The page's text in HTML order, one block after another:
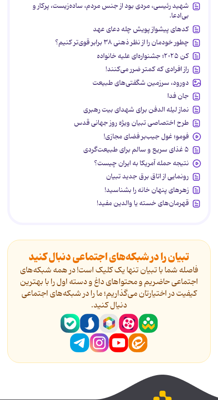
شهید رئیسی، مردی بود از جنس مردم، ساده‌زیست، پرکار و
بی‌ادعا.
کدهای پیشواز پویش چله دعای عهد
چطور خودمان را از نظر ذهنی ۳۸ برابر قوی‌تر کنیم؟
کن ۲۰۲۵؛ جشنواره‌ای علیه خانواده
راز افرادی که کمتر ضرر می‌کنند!
دورود، سرزمین شگفتی‌های طبیعت
جان فدا
نماز لیله الدفن برای شهدای بیت رهبری
طرح اختصاصی تبیان ویژه روز جهانی قدس
فومو؛ غول جیب‌بر فضای مجازی!
۵ غذای سریع و سالم برای طبیعت‌گردی
نتیجه حمله آمریکا به ایران چیست؟
رونمایی از اتاق برق جدید تبیان
زهرهای پنهان خانه را بشناسید!
قهرمان‌های خسته یا والدین مفید!
تبیان را در شبکه‌های اجتماعی دنبال کنید
فاصله شما با تبیان تنها یک کلیک است! در همه شبکه‌های
اجتماعی حاضریم و محتواهای داغ و دسته اول را با بهترین
کیفیت در اختیارتان می‌گذاریم؛ ما را در شبکه‌های اجتماعی
دنیال کنید.